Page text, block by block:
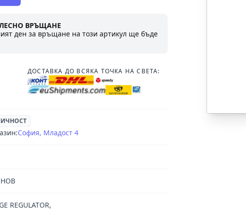
ВРЪЩАНЕ
ден за връщане на този артикул ще бъде
ДОСТАВКА ДО ВСЯКА ТОЧКА НА СВЕТА:
София, Младост 4
НОВ
REGULATOR,